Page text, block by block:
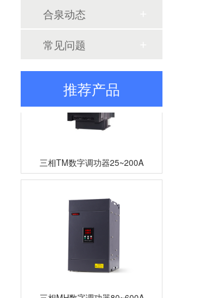
合泉动态
常见问题
推荐产品
三相TR标准调功器30~200A
三相TM数字调功器25~200A
三相MH数字调功器80~600A